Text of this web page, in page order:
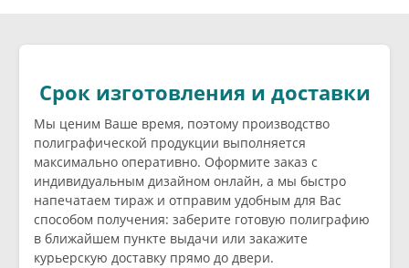
Срок изготовления и доставки
Мы ценим Ваше время, поэтому производство
полиграфической продукции выполняется
максимально оперативно. Оформите заказ с
индивидуальным дизайном онлайн, а мы быстро
напечатаем тираж и отправим удобным для Вас
способом получения: заберите готовую полиграфию
в ближайшем пункте выдачи или закажите
курьерскую доставку прямо до двери.